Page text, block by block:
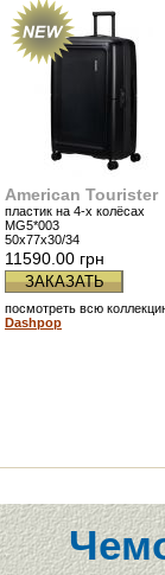
American Tourister
пластик на 4-х колёсах
MG5*003
50х77x30/34
11590.00 грн
ЗАКАЗАТЬ
посмотреть всю
Dashpop